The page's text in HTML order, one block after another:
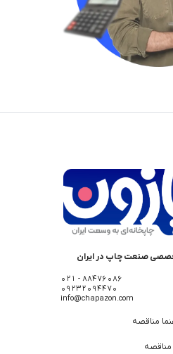
صنعت چاپ در ایران
88476086 - 021
09232094470
info@chapazon.com
مناقصه
مناقصه